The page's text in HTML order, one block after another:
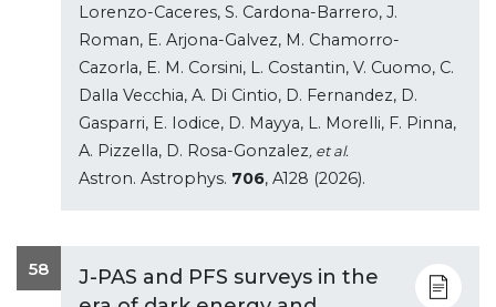
Lorenzo-Caceres, S. Cardona-Barrero, J.
Roman, E. Arjona-Galvez, M. Chamorro-
Cazorla, E. M. Corsini, L. Costantin, V. Cuomo, C.
Dalla Vecchia, A. Di Cintio, D. Fernandez, D.
Gasparri, E. Iodice, D. Mayya, L. Morelli, F. Pinna,
A. Pizzella, D. Rosa-Gonzalez, et al.
Astron. Astrophys. 706, A128 (2026).
58
J-PAS and PFS surveys in the